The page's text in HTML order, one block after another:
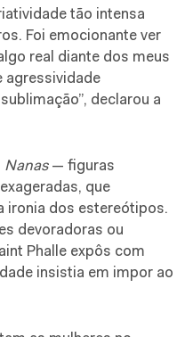
tão intensa
Foi emocionante ver
real diante dos meus
agressividade
declarou a
Nanas — figuras
que
ironia dos estereótipos.
devoradoras ou
Phalle expôs com
insistia em impor ao